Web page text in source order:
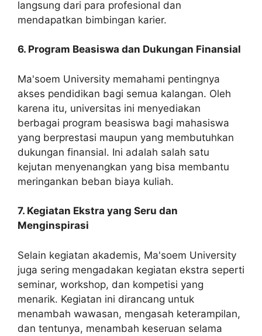
langsung dari para profesional dan
mendapatkan bimbingan karier.
6. Program Beasiswa dan Dukungan Finansial
Ma'soem University memahami pentingnya
akses pendidikan bagi semua kalangan. Oleh
karena itu, universitas ini menyediakan
berbagai program beasiswa bagi mahasiswa
yang berprestasi maupun yang membutuhkan
dukungan finansial. Ini adalah salah satu
kejutan menyenangkan yang bisa membantu
meringankan beban biaya kuliah.
7. Kegiatan Ekstra yang Seru dan
Menginspirasi
Selain kegiatan akademis, Ma'soem University
juga sering mengadakan kegiatan ekstra seperti
seminar, workshop, dan kompetisi yang
menarik. Kegiatan ini dirancang untuk
menambah wawasan, mengasah keterampilan,
dan tentunya, menambah keseruan selama